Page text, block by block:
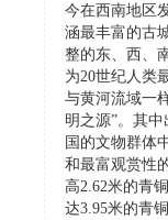
今在西南地区
涵最丰富的古
整的东、西、
为20世纪人类
与黄河流域一
明之源”。其
国的文物群体
和最富观赏性
高2.62米的青
达3.95米的青